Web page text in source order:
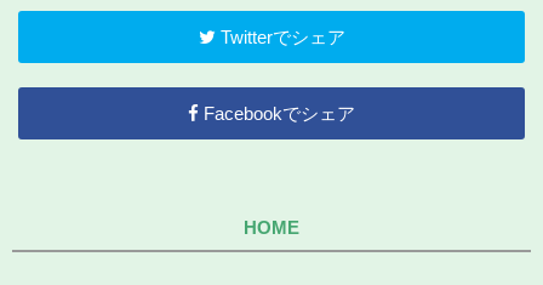
Twitterでシェア
Facebookでシェア
HOME